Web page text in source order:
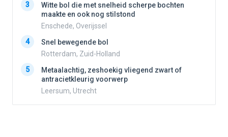
3
Witte bol die met snelheid scherpe bochten
maakte en ook nog stilstond
Enschede, Overijssel
4
Snel bewegende bol
Rotterdam, Zuid-Holland
5
Metaalachtig, zeshoekig vliegend zwart of
antracietkleurig voorwerp
Leersum, Utrecht